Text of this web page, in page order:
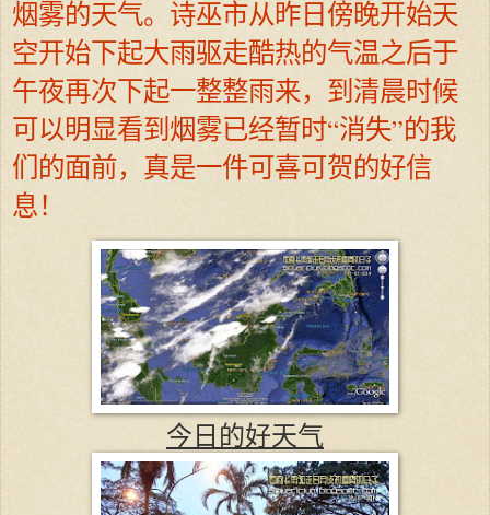
烟雾的天气。诗巫市从昨日傍晚开始天
空开始下起大雨驱走酷热的气温之后于
午夜再次下起一整整雨来，到清晨时候
可以明显看到烟雾已经暂时“消失”的我
们的面前，真是一件可喜可贺的好信
息！
今日的好天气